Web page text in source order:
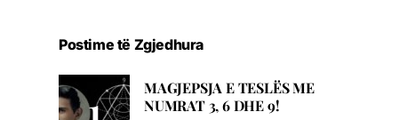
Postime të Zgjedhura
MAGJEPSJA E TESLËS ME
NUMRAT 3, 6 DHE 9!